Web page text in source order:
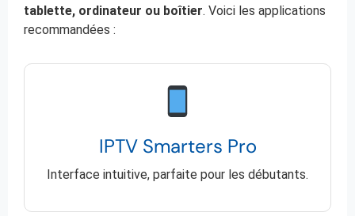
tablette, ordinateur ou boîtier. Voici les applications
recommandées :
IPTV Smarters Pro
Interface intuitive, parfaite pour les débutants.